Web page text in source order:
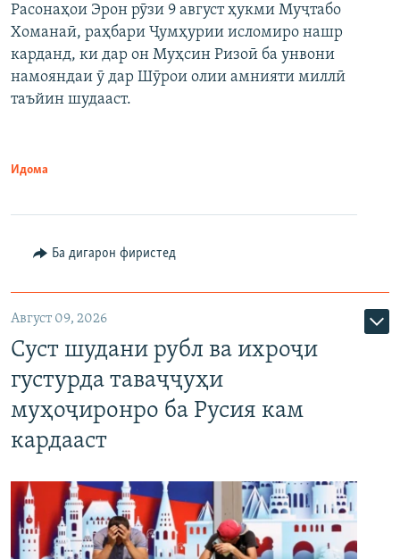
Расонаҳои Эрон рӯзи 9 август ҳукми Муҷтабо
Хоманаӣ, раҳбари Ҷумҳурии исломиро нашр
карданд, ки дар он Муҳсин Ризоӣ ба унвони
намояндаи ӯ дар Шӯрои олии амнияти миллӣ
таъйин шудааст.
Идома
Ба дигарон фиристед
Август 09, 2026
Суст шудани рубл ва ихроҷи
густурда таваҷҷуҳи
муҳоҷиронро ба Русия кам
кардааст